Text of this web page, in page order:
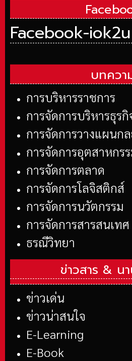
Facebook-iok2u
บทควา
การบริหารราชการ
การจัดการบริหารธุรกิ
การจัดการวางแผนก
การจัดการอุตสาหกร
การจัดการตลาด
การจัดการโลจิสติกส์
การจัดการนวัตกรรม
การจัดการสารสนเทศ
ธรณีวิทยา
ข่าวสาร & น
ข่าวเด่น
ข่าวน่าสนใจ
E-Learning
E-Book